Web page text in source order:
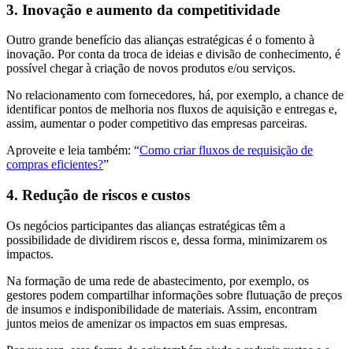
3. Inovação e aumento da competitividade
Outro grande benefício das alianças estratégicas é o fomento à
inovação. Por conta da troca de ideias e divisão de conhecimento, é
possível chegar à criação de novos produtos e/ou serviços.
No relacionamento com fornecedores, há, por exemplo, a chance de
identificar pontos de melhoria nos fluxos de aquisição e entregas e,
assim, aumentar o poder competitivo das empresas parceiras.
Aproveite e leia também: “Como criar fluxos de requisição de
compras eficientes?”
4. Redução de riscos e custos
Os negócios participantes das alianças estratégicas têm a
possibilidade de dividirem riscos e, dessa forma, minimizarem os
impactos.
Na formação de uma rede de abastecimento, por exemplo, os
gestores podem compartilhar informações sobre flutuação de preços
de insumos e indisponibilidade de materiais. Assim, encontram
juntos meios de amenizar os impactos em suas empresas.